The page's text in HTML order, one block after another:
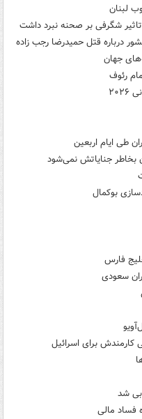
لبنان
شگرفی بر صحنه نبرد داشت
درباره قتل حمیدرضا رجب زاده
جهان
رئوف
بخاطر جنایاتش نمی‌شود
بوکمال
فارس
کارمندش برای اسرائیل
شد
فساد مالی